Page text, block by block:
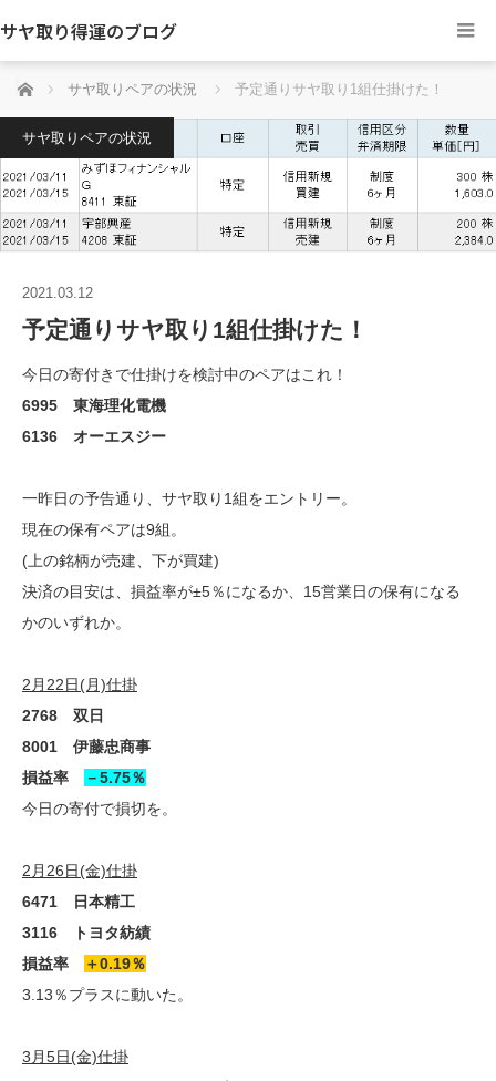
サヤ取り得運のブログ
ホーム サヤ取りペアの状況 予定通りサヤ取り1組仕掛けた！
サヤ取りペアの状況
2021.03.12
予定通りサヤ取り1組仕掛けた！
今日の寄付きで仕掛けを検討中のペアはこれ！
6995 東海理化電機
6136 オーエスジー
一昨日の予告通り、サヤ取り1組をエントリー。
現在の保有ペアは9組。
(上の銘柄が売建、下が買建)
決済の目安は、損益率が±5％になるか、15営業日の保有になる
かのいずれか。
2月22日(月)仕掛
2768 双日
8001 伊藤忠商事
損益率
－5.75％
今日の寄付で損切を。
2月26日(金)仕掛
6471 日本精工
3116 トヨタ紡績
損益率
＋0.19％
3.13％プラスに動いた。
3月5日(金)仕掛